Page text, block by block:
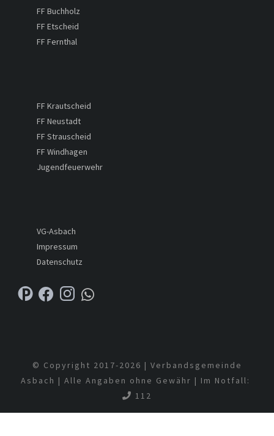
FF Buchholz
FF Etscheid
FF Fernthal
FF Krautscheid
FF Neustadt
FF Strauscheid
FF Windhagen
Jugendfeuerwehr
VG-Asbach
Impressum
Datenschutz
© Copyright 2017-2026 | Verbandsgemeinde
Asbach | Alle Angaben ohne Gewähr | Im Notfall:
112